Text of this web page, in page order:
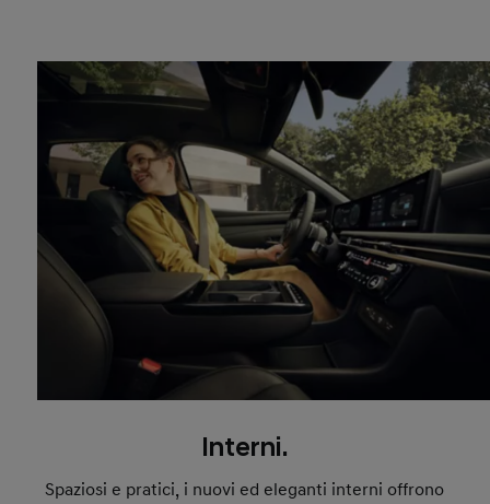
Interni.
Spaziosi e pratici, i nuovi ed eleganti interni offrono